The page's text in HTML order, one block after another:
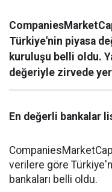
Türkiye'nin piyasa
kuruluşu belli oldu.
değeriyle zirvede
En değerli bankalar
verilere göre
bankaları belli oldu.